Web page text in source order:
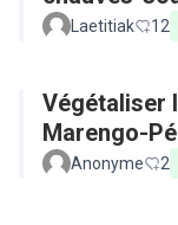
Laetitiak 12
Végétaliser
Marengo-
Anonyme 2